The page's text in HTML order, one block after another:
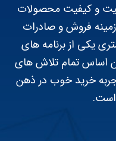
و کیفیت محصولات
فروش و صادرات
یکی از برنامه های
اساس تمام تلاش های
خرید خوب در ذهن
است.